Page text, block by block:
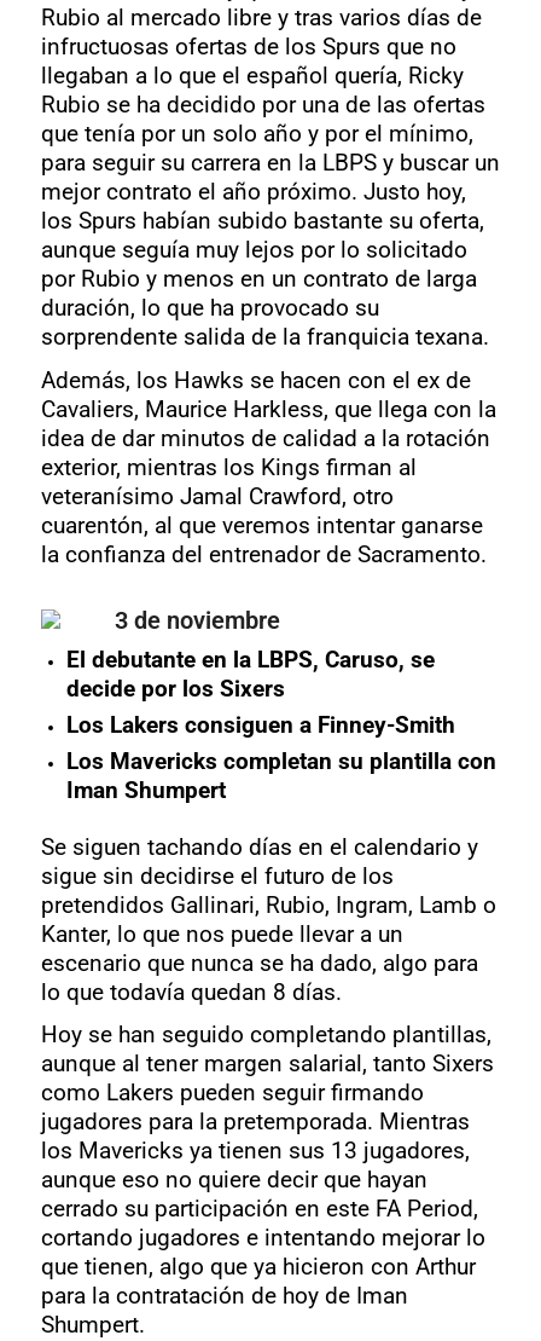
Rubio al mercado libre y tras varios días de
infructuosas ofertas de los Spurs que no
llegaban a lo que el español quería, Ricky
Rubio se ha decidido por una de las ofertas
que tenía por un solo año y por el mínimo,
para seguir su carrera en la LBPS y buscar un
mejor contrato el año próximo. Justo hoy,
los Spurs habían subido bastante su oferta,
aunque seguía muy lejos por lo solicitado
por Rubio y menos en un contrato de larga
duración, lo que ha provocado su
sorprendente salida de la franquicia texana.
Además, los Hawks se hacen con el ex de
Cavaliers, Maurice Harkless, que llega con la
idea de dar minutos de calidad a la rotación
exterior, mientras los Kings firman al
veteranísimo Jamal Crawford, otro
cuarentón, al que veremos intentar ganarse
la confianza del entrenador de Sacramento.
3 de noviembre
El debutante en la LBPS, Caruso, se
decide por los Sixers
Los Lakers consiguen a Finney-Smith
Los Mavericks completan su plantilla con
Iman Shumpert
Se siguen tachando días en el calendario y
sigue sin decidirse el futuro de los
pretendidos Gallinari, Rubio, Ingram, Lamb o
Kanter, lo que nos puede llevar a un
escenario que nunca se ha dado, algo para
lo que todavía quedan 8 días.
Hoy se han seguido completando plantillas,
aunque al tener margen salarial, tanto Sixers
como Lakers pueden seguir firmando
jugadores para la pretemporada. Mientras
los Mavericks ya tienen sus 13 jugadores,
aunque eso no quiere decir que hayan
cerrado su participación en este FA Period,
cortando jugadores e intentando mejorar lo
que tienen, algo que ya hicieron con Arthur
para la contratación de hoy de Iman
Shumpert.